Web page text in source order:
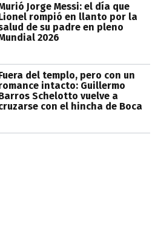
Jorge Messi: el día que
rompió en llanto por la
de su padre en pleno
2026
del templo, pero con un
intacto: Guillermo
Schelotto vuelve a
con el hincha de Boca